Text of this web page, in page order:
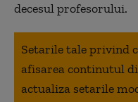
decesul profesorului.
Setarile tale privind
afisarea continutul
actualiza setarile